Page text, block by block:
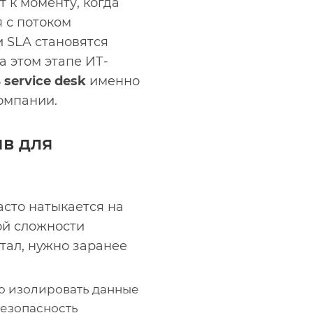
с потоком
становятся
этом этапе ИТ-
service desk именно
для
натыкается на
сложности
нужно заранее
изолировать данные